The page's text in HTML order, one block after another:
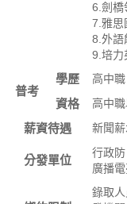
6.劍橋
7.雅思
8.外語
9.培力
普考
學歷 高中職
資格 高中
薪資待遇 新聞
分發單位
行政
廣播
錄取